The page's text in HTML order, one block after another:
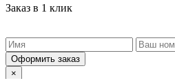
Заказ в 1 клик
Оформить заказ
×